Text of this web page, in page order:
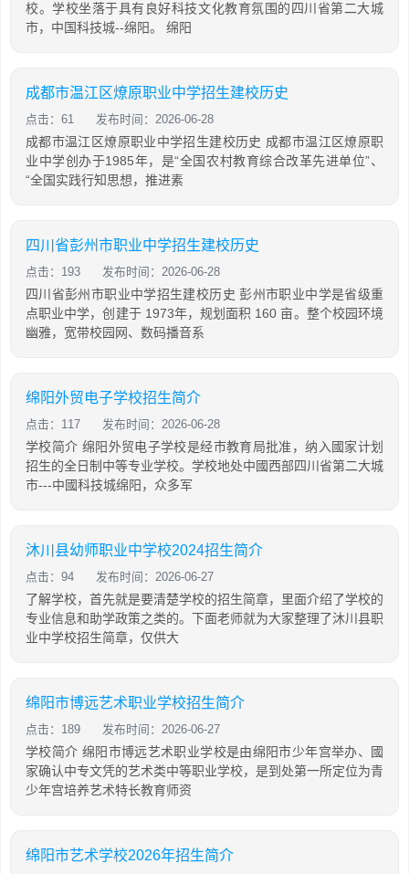
校。学校坐落于具有良好科技文化教育氛围的四川省第二大城
市，中国科技城--绵阳。 绵阳
成都市温江区燎原职业中学招生建校历史
点击：61 发布时间：2026-06-28
成都市温江区燎原职业中学招生建校历史 成都市温江区燎原职
业中学创办于1985年，是“全国农村教育综合改革先进单位”、
“全国实践行知思想，推进素
四川省彭州市职业中学招生建校历史
点击：193 发布时间：2026-06-28
四川省彭州市职业中学招生建校历史 彭州市职业中学是省级重
点职业中学，创建于 1973年，规划面积 160 亩。整个校园环境
幽雅，宽带校园网、数码播音系
绵阳外贸电子学校招生简介
点击：117 发布时间：2026-06-28
学校简介 绵阳外贸电子学校是经市教育局批准，纳入國家计划
招生的全日制中等专业学校。学校地处中國西部四川省第二大城
市---中國科技城绵阳，众多军
沐川县幼师职业中学校2024招生简介
点击：94 发布时间：2026-06-27
了解学校，首先就是要清楚学校的招生简章，里面介绍了学校的
专业信息和助学政策之类的。下面老师就为大家整理了沐川县职
业中学校招生简章，仅供大
绵阳市博远艺术职业学校招生简介
点击：189 发布时间：2026-06-27
学校简介 绵阳市博远艺术职业学校是由绵阳市少年宫举办、國
家确认中专文凭的艺术类中等职业学校，是到处第一所定位为青
少年宫培养艺术特长教育师资
绵阳市艺术学校2026年招生简介